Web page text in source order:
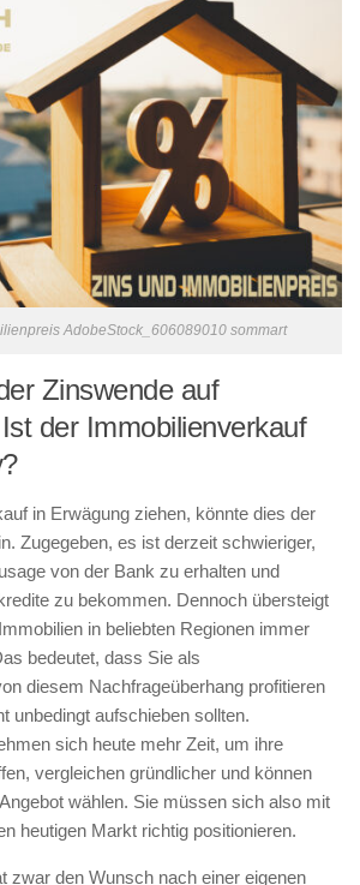
AdobeStock_606089010 sommart
Zinswende auf
der Immobilienverkauf
in Erwägung ziehen, könnte dies der
Zugegeben, es ist derzeit schwieriger,
von der Bank zu erhalten und
zu bekommen. Dennoch übersteigt
in beliebten Regionen immer
bedeutet, dass Sie als
diesem Nachfrageüberhang profitieren
unbedingt aufschieben sollten.
sich heute mehr Zeit, um ihre
vergleichen gründlicher und können
wählen. Sie müssen sich also mit
heutigen Markt richtig positionieren.
zwar den Wunsch nach einer eigenen